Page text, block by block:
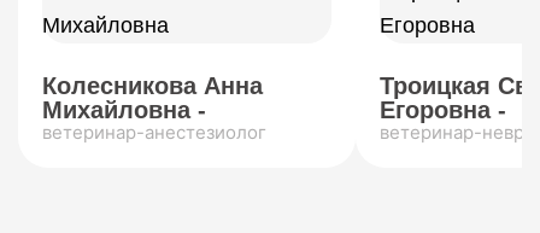
Колесникова Анна
Михайловна -
ветеринар-анестезиолог
Троицкая
Егоровна -
ветеринар-